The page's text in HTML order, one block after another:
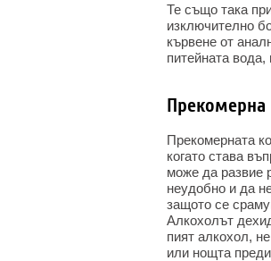
Те също така
изключително
кървене от
питейната
Прекомерната
когато става
може да развие
неудобно и да
защото се
Алкохолът
пият алкохол,
или нощта